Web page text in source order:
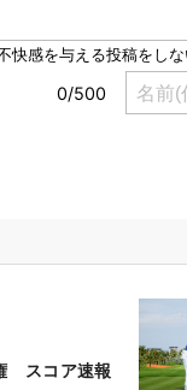
スコア速報